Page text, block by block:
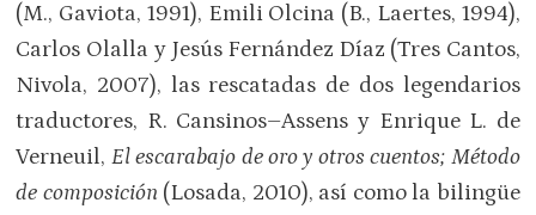
(M., Gaviota, 1991), Emili Olcina (B., Laertes, 1994),
Carlos Olalla y Jesús Fernández Díaz (Tres Cantos,
Nivola, 2007), las rescatadas de dos legendarios
traductores, R. Cansinos–Assens y Enrique L. de
Verneuil, El escarabajo de oro y otros cuentos; Método
de composición (Losada, 2010), así como la bilingüe